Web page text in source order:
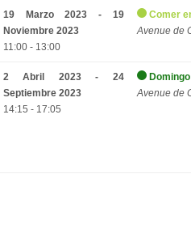
19 Marzo 2023 - 19
Noviembre 2023
11:00 - 13:00
Comer
Avenue de
2 Abril 2023 - 24
Septiembre 2023
14:15 - 17:05
Avenue de